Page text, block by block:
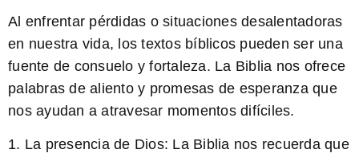
Al enfrentar pérdidas o situaciones desalentadoras
en nuestra vida, los textos bíblicos pueden ser una
fuente de consuelo y fortaleza. La Biblia nos ofrece
palabras de aliento y promesas de esperanza que
nos ayudan a atravesar momentos difíciles.
1. La presencia de Dios: La Biblia nos recuerda que